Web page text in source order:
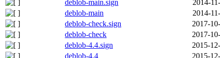
deblob-main.sign
2014-
deblob-main
2014-
deblob-check.sign
2017-
deblob-check
2017-
deblob-4.4.sign
2015-
deblob-4.4
2015-